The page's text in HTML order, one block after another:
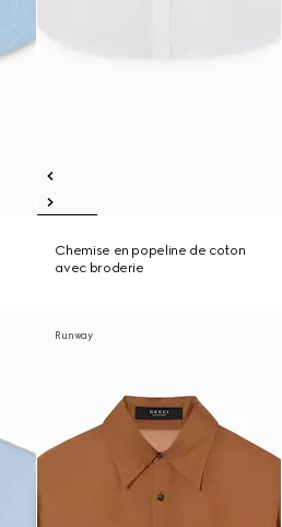
Chemise en popeline de coton
avec broderie
Runway